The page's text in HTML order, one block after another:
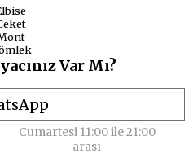
Var Mı?
Cumartesi 11:00 ile 21:00
arası